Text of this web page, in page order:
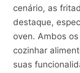
cenário, as
destaque,
oven. Ambos
cozinhar
suas